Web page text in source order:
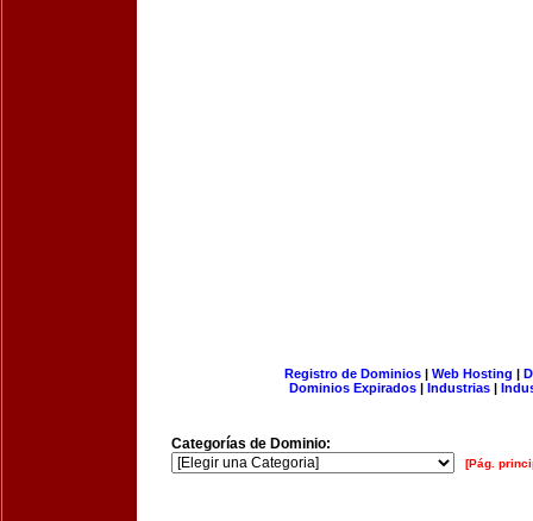
Registro de Dominios| Web Hosting |
Dominios Expirados | Industrias |
Categorías de Dominio:
[Pág.